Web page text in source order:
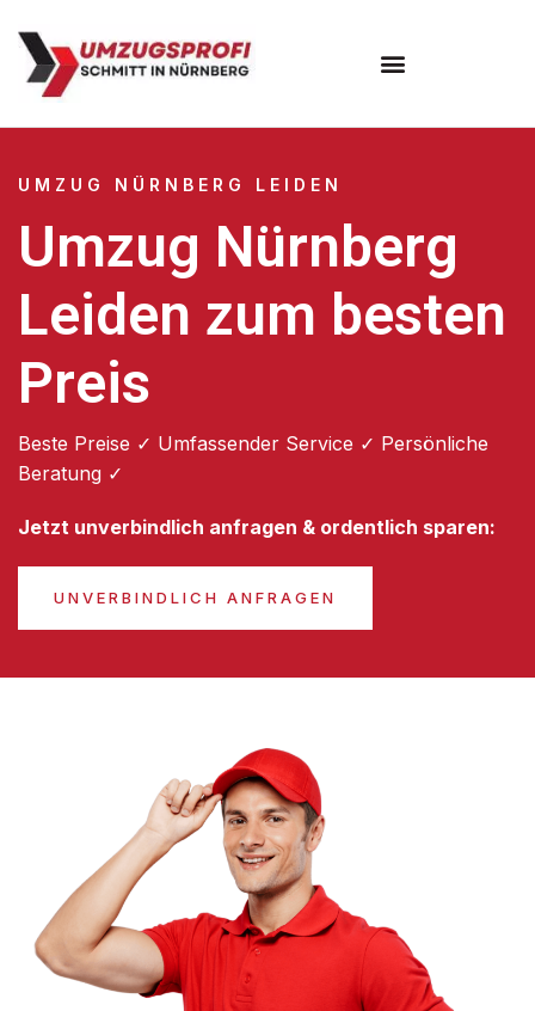
UMZUG NÜRNBERG LEIDEN
Umzug Nürnberg
Leiden zum besten
Preis
Beste Preise ✓ Umfassender Service ✓ Persönliche
Beratung ✓
Jetzt unverbindlich anfragen & ordentlich sparen:
UNVERBINDLICH ANFRAGEN